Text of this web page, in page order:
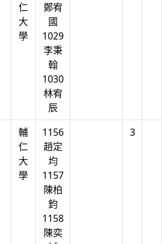
仁
大
學
鄭宥
國
1029
李秉
翰
1030
林宥
辰
輔
仁
大
學
1156
趙定
均
1157
陳柏
鈞
1158
陳奕
3